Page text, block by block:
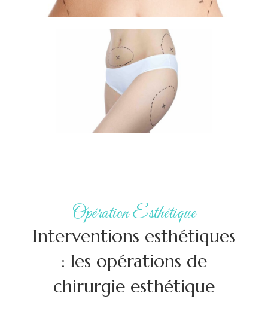
Opération Esthétique
Interventions esthétiques
: les opérations de
chirurgie esthétique